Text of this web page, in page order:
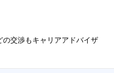
交渉もキャリアアドバイザ